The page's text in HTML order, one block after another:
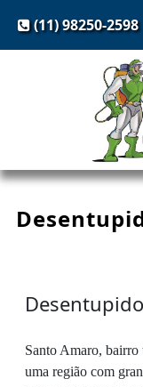
(11) 98250-2598
Santo Amaro, bairro
uma região com